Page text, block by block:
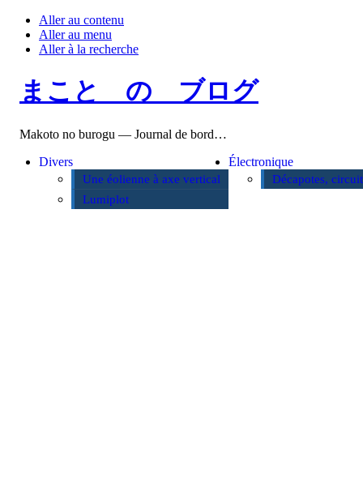
Aller au contenu
Aller au menu
Aller à la recherche
まこと の ブログ
Makoto no burogu — Journal de bord…
Divers
Une éolienne à axe vertical
Lumiplot
Électronique
Décapotes,